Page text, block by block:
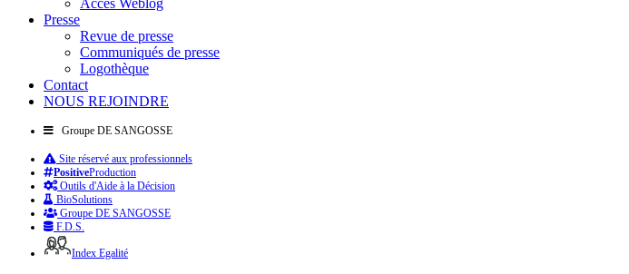
Accès Weblog
Presse
Revue de presse
Communiqués de presse
Logothèque
Contact
NOUS REJOINDRE
Groupe DE SANGOSSE
Site réservé aux professionnels
PositiveProduction
Outils d'Aide à la Décision
BioSolutions
Groupe DE SANGOSSE
F.D.S.
Index Egalité